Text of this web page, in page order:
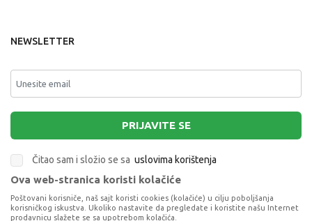
NEWSLETTER
PRIJAVITE SE
Čitao sam i složio se sa uslovima korištenja
Terms of Serviceapply.
Ova web-stranica koristi kolačiće
Poštovani korisniče, naš sajt koristi cookies (kolačiće) u cilju poboljšanja
korisničkog iskustva. Ukoliko nastavite da pregledate i koristite našu Internet
prodavnicu slažete se sa upotrebom kolačića.